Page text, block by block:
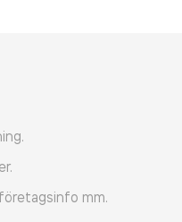
mm.